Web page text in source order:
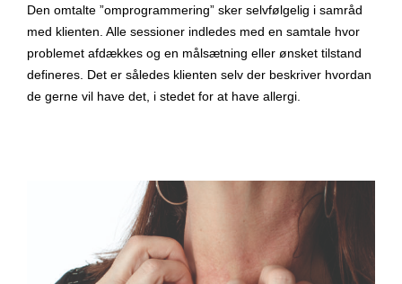
Den omtalte ”omprogrammering” sker selvfølgelig i samråd
med klienten. Alle sessioner indledes med en samtale hvor
problemet afdækkes og en målsætning eller ønsket tilstand
defineres. Det er således klienten selv der beskriver hvordan
de gerne vil have det, i stedet for at have allergi.